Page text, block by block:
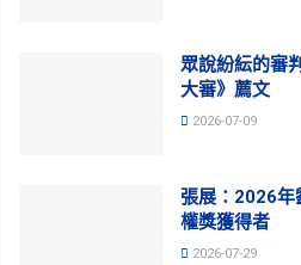
眾說紛紜的審
大審》薦文
2026-07-09
張展：2026年
權獎獲得者
2026-07-29